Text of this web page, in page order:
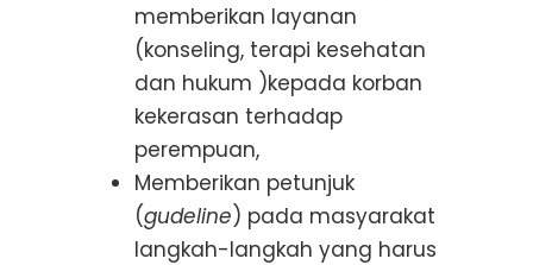
memberikan layanan
(konseling, terapi kesehatan
dan hukum )kepada korban
kekerasan terhadap
perempuan,
Memberikan petunjuk
(gudeline) pada masyarakat
langkah-langkah yang harus